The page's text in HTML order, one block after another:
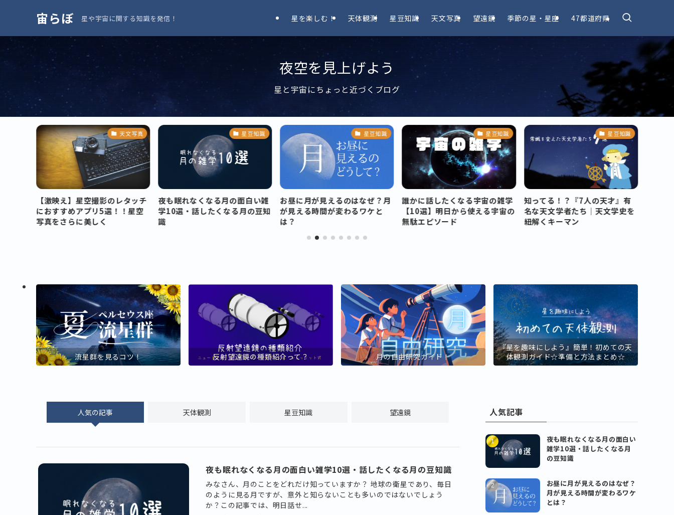
宙らぼ 星や宇宙に関する知識を発信！ 星を楽しむ！ 天体観測 星豆知識 天文写真 望遠鏡 季節の星・星座 47都道府県
夜空を見上げよう
星と宇宙にちょっと近づくブログ
天文写真
【激映え】星空撮影のレタッチ
におすすめアプリ5選！！星空
写真をさらに美しく
星豆知識
夜も眠れなくなる月の面白い雑
学10選・話したくなる月の豆知
識
星豆知識
お昼に月が見えるのはなぜ？月
が見える時間が変わるワケと
は？
星豆知識
誰かに話したくなる宇宙の雑学
【10選】明日から使える宇宙の
無駄エピソード
星豆知識
知ってる！？『7人の天才』有
名な天文学者たち｜天文学史を
紐解くキーマン
流星群を見るコツ！ 反射望遠鏡の種類紹介って？ 月の自由研究ガイド！
『星を趣味にしよう』簡単！初めての天
体観測ガイド☆準備と方法まとめ☆
人気の記事 天体観測 星豆知識 望遠鏡
夜も眠れなくなる月の面白い雑学10選・話したくなる月の豆知識
みなさん、月のことをどれだけ知っていますか？ 地球の衛星であり、毎日
のように見る月ですが、意外と知らないことも多いのではないでしょう
か？この記事では、明日話せ...
人気記事
夜も眠れなくなる月の面白い
雑学10選・話したくなる月
の豆知識
お昼に月が見えるのはなぜ？
月が見える時間が変わるワケ
とは？